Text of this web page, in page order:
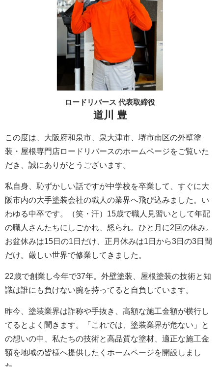
ロードリバース 代表取締役
道川 豊
この度は、大阪府和泉市、泉大津市、堺市南区の外壁塗
装・屋根専門店ロードリバースのホームページをご覧いた
だき、誠にありがとうございます。
私自身、恥ずかしい話ですが中学校を卒業して、すぐに大
阪市内の大手塗装会社の職人の業界へ飛び込みました。い
わゆる中卒です。（笑・汗）15歳で職人見習いとして年配
の職人さんたちにしごかれ、怒られ。ひと月に2回の休み。
お盆休みは15日の1日だけ、正月休みは1日から3日の3日間
だけ。厳しい世界で修業してきました。
22歳で創業し今年で37年。外壁塗装、屋根塗装の技術と知
識は誰にも負けない腕を持ってると自負しています。
昨今、塗装業界は詐称や手抜き、高額な施工金額が横行し
てるとよく聞きます。「これでは、塗装業界が危ない」と
の想いの中、私たちの技術と高品質な塗材、適正な施工金
額を地域の皆様へ提供したくホームページを開設しまし